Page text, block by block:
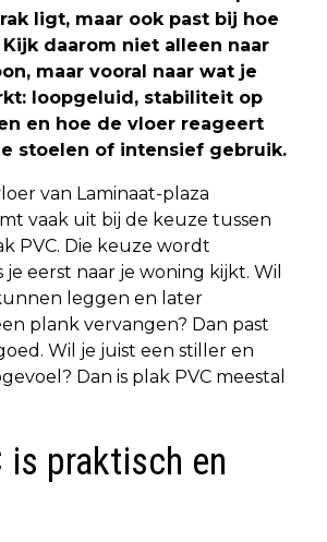
ligt, maar ook past bij hoe
daarom niet alleen naar
maar vooral naar wat je
loopgeluid, stabiliteit op
en hoe de vloer reageert
stoelen of intensief gebruik.
van Laminaat-plaza
vaak uit bij de keuze tussen
PVC. Die keuze wordt
eerst naar je woning kijkt. Wil
leggen en later
plank vervangen? Dan past
Wil je juist een stiller en
Dan is plak PVC meestal
is praktisch en